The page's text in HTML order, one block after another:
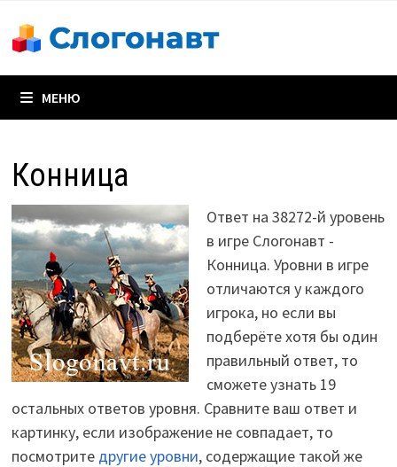
содержимому
МЕНЮ
Конница
Ответ на 38272-й уровень
в игре Слогонавт -
Конница. Уровни в игре
отличаются у каждого
игрока, но если вы
подберёте хотя бы один
правильный ответ, то
сможете узнать 19
остальных ответов уровня. Сравните ваш ответ и
картинку, если изображение не совпадает, то
посмотрите другие уровни, содержащие такой же